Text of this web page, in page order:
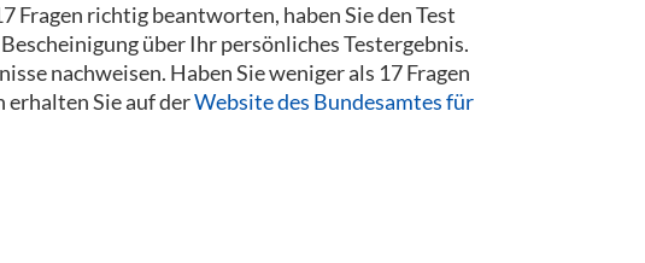
richtig beantworten, haben Sie den Test
über Ihr persönliches Testergebnis.
nachweisen. Haben Sie weniger als 17 Fragen
Sie auf derWebsite des Bundesamtes für